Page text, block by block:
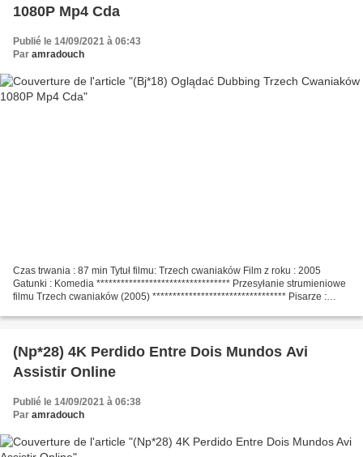
1080P Mp4 Cda
Publié le 14/09/2021 à 06:43
Par amradouch
Czas trwania : 87 min Tytuł filmu: Trzech cwaniaków Film z roku : 2005
Gatunki : Komedia ********************************* Przesyłanie strumieniowe
filmu Trzech cwaniaków (2005) ********************************* Pisarze :
(Np*28) 4K Perdido Entre Dois Mundos Avi
Assistir Online
Publié le 14/09/2021 à 06:38
Par amradouch